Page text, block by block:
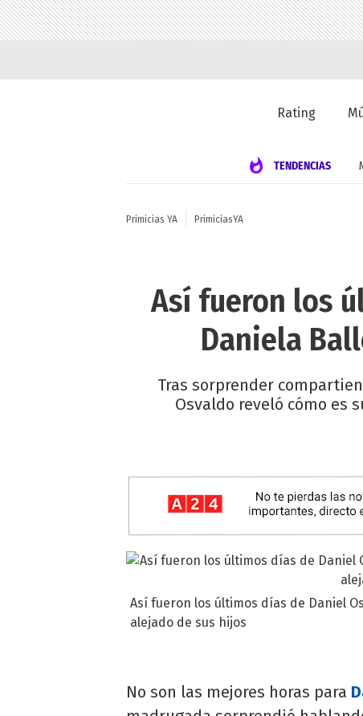
Rating
TENDENCIAS
Primicias YA PrimiciasYA
Así fueron los
Daniela
Tras sorprender
Osvaldo reveló cómo es
Así fueron los últimos días de Daniel
alejado de sus hijos
No son las mejores horas para